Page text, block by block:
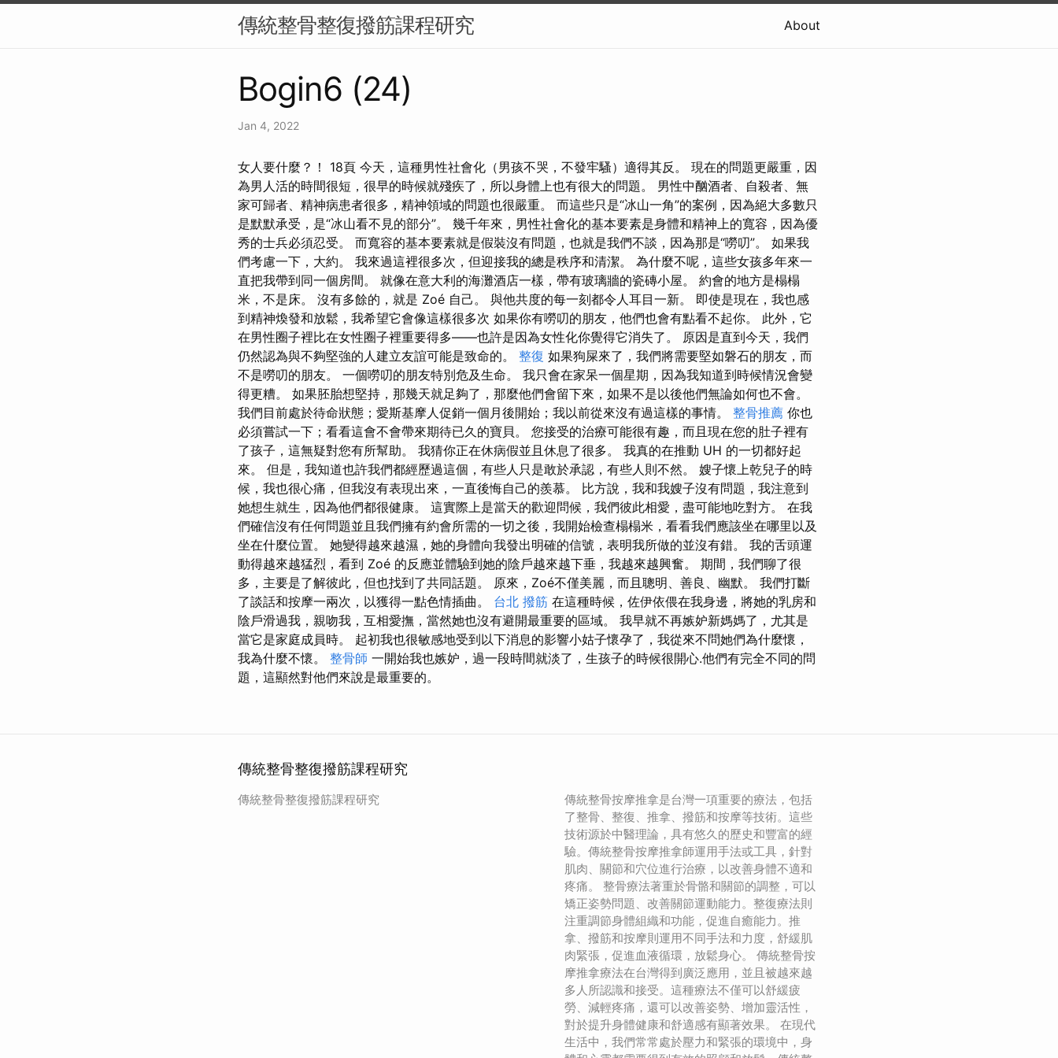
傳統整骨整復撥筋課程研究 About
Bogin6 (24)
Jan 4, 2022
女人要什麼？！ 18頁 今天，這種男性社會化（男孩不哭，不發牢騷）適得其反。 現在的問題更嚴重，因
為男人活的時間很短，很早的時候就殘疾了，所以身體上也有很大的問題。 男性中酗酒者、自殺者、無
家可歸者、精神病患者很多，精神領域的問題也很嚴重。 而這些只是“冰山一角”的案例，因為絕大多數只
是默默承受，是“冰山看不見的部分”。 幾千年來，男性社會化的基本要素是身體和精神上的寬容，因為優
秀的士兵必須忍受。 而寬容的基本要素就是假裝沒有問題，也就是我們不談，因為那是“嘮叨”。 如果我
們考慮一下，大約。 我來過這裡很多次，但迎接我的總是秩序和清潔。 為什麼不呢，這些女孩多年來一
直把我帶到同一個房間。 就像在意大利的海灘酒店一樣，帶有玻璃牆的瓷磚小屋。 約會的地方是榻榻
米，不是床。 沒有多餘的，就是 Zoé 自己。 與他共度的每一刻都令人耳目一新。 即使是現在，我也感
到精神煥發和放鬆，我希望它會像這樣很多次 如果你有嘮叨的朋友，他們也會有點看不起你。 此外，它
在男性圈子裡比在女性圈子裡重要得多——也許是因為女性化你覺得它消失了。 原因是直到今天，我們
仍然認為與不夠堅強的人建立友誼可能是致命的。 整復 如果狗屎來了，我們將需要堅如磐石的朋友，而
不是嘮叨的朋友。 一個嘮叨的朋友特別危及生命。 我只會在家呆一個星期，因為我知道到時候情況會變
得更糟。 如果胚胎想堅持，那幾天就足夠了，那麼他們會留下來，如果不是以後他們無論如何也不會。
我們目前處於待命狀態；愛斯基摩人促銷一個月後開始；我以前從來沒有過這樣的事情。 整骨推薦 你也
必須嘗試一下；看看這會不會帶來期待已久的寶貝。 您接受的治療可能很有趣，而且現在您的肚子裡有
了孩子，這無疑對您有所幫助。 我猜你正在休病假並且休息了很多。 我真的在推動 UH 的一切都好起
來。 但是，我知道也許我們都經歷過這個，有些人只是敢於承認，有些人則不然。 嫂子懷上乾兒子的時
候，我也很心痛，但我沒有表現出來，一直後悔自己的羨慕。 比方說，我和我嫂子沒有問題，我注意到
她想生就生，因為他們都很健康。 這實際上是當天的歡迎問候，我們彼此相愛，盡可能地吃對方。 在我
們確信沒有任何問題並且我們擁有約會所需的一切之後，我開始檢查榻榻米，看看我們應該坐在哪里以及
坐在什麼位置。 她變得越來越濕，她的身體向我發出明確的信號，表明我所做的並沒有錯。 我的舌頭運
動得越來越猛烈，看到 Zoé 的反應並體驗到她的陰戶越來越下垂，我越來越興奮。 期間，我們聊了很
多，主要是了解彼此，但也找到了共同話題。 原來，Zoé不僅美麗，而且聰明、善良、幽默。 我們打斷
了談話和按摩一兩次，以獲得一點色情插曲。 台北 撥筋 在這種時候，佐伊依偎在我身邊，將她的乳房和
陰戶滑過我，親吻我，互相愛撫，當然她也沒有避開最重要的區域。 我早就不再嫉妒新媽媽了，尤其是
當它是家庭成員時。 起初我也很敏感地受到以下消息的影響小姑子懷孕了，我從來不問她們為什麼懷，
我為什麼不懷。 整骨師 一開始我也嫉妒，過一段時間就淡了，生孩子的時候很開心.他們有完全不同的問
題，這顯然對他們來說是最重要的。
傳統整骨整復撥筋課程研究
傳統整骨整復撥筋課程研究
傳統整骨按摩推拿是台灣一項重要的療法，包括
了整骨、整復、推拿、撥筋和按摩等技術。這些
技術源於中醫理論，具有悠久的歷史和豐富的經
驗。傳統整骨按摩推拿師運用手法或工具，針對
肌肉、關節和穴位進行治療，以改善身體不適和
疼痛。 整骨療法著重於骨骼和關節的調整，可以
矯正姿勢問題、改善關節運動能力。整復療法則
注重調節身體組織和功能，促進自癒能力。推
拿、撥筋和按摩則運用不同手法和力度，舒緩肌
肉緊張，促進血液循環，放鬆身心。 傳統整骨按
摩推拿療法在台灣得到廣泛應用，並且被越來越
多人所認識和接受。這種療法不僅可以舒緩疲
勞、減輕疼痛，還可以改善姿勢、增加靈活性，
對於提升身體健康和舒適感有顯著效果。 在現代
生活中，我們常常處於壓力和緊張的環境中，身